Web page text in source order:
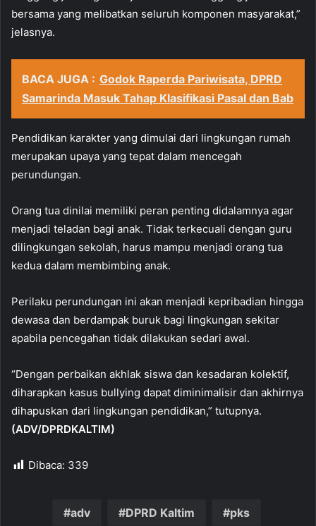
bersama yang melibatkan seluruh komponen masyarakat,”
jelasnya.
BACA JUGA : Godok Raperda Pariwisata, DPRD
Samarinda Masuk Tahap Klasifikasi Pasal dan Bab
Pendidikan karakter yang dimulai dari lingkungan rumah
merupakan upaya yang tepat dalam mencegah
perundungan.
Orang tua dinilai memiliki peran penting didalamnya agar
menjadi teladan bagi anak. Tidak terkecuali dengan guru
dilingkungan sekolah, harus mampu menjadi orang tua
kedua dalam membimbing anak.
Perilaku perundungan ini akan menjadi kepribadian hingga
dewasa dan berdampak buruk bagi lingkungan sekitar
apabila pencegahan tidak dilakukan sedari awal.
“Dengan perbaikan akhlak siswa dan kesadaran kolektif,
diharapkan kasus bullying dapat diminimalisir dan akhirnya
dihapuskan dari lingkungan pendidikan,” tutupnya.
(ADV/DPRDKALTIM)
Dibaca: 339
adv DPRD Kaltim pks